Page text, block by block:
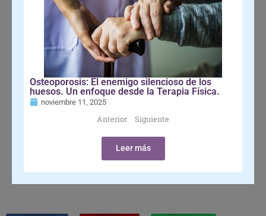
Osteoporosis: El enemigo silencioso de los
huesos. Un enfoque desde la Terapia Física.
noviembre 11, 2025
Anterior Siguiente
Leer más